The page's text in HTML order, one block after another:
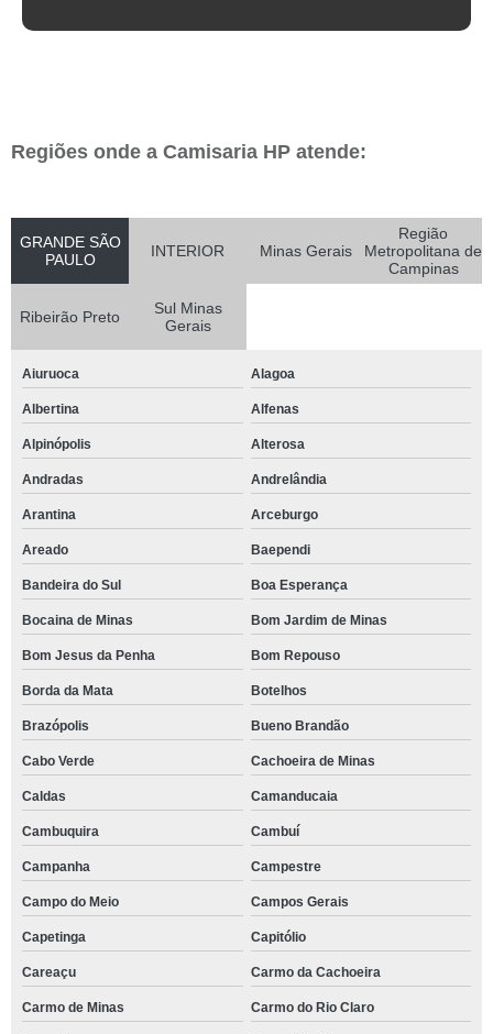
Regiões onde a Camisaria HP atende:
GRANDE SÃO
PAULO
INTERIOR Minas Gerais
Região
Metropolitana de
Campinas
Ribeirão Preto
Sul Minas
Gerais
Aiuruoca Alagoa
Albertina Alfenas
Alpinópolis Alterosa
Andradas Andrelândia
Arantina Arceburgo
Areado Baependi
Bandeira do Sul Boa Esperança
Bocaina de Minas Bom Jardim de Minas
Bom Jesus da Penha Bom Repouso
Borda da Mata Botelhos
Brazópolis Bueno Brandão
Cabo Verde Cachoeira de Minas
Caldas Camanducaia
Cambuquira Cambuí
Campanha Campestre
Campo do Meio Campos Gerais
Capetinga Capitólio
Careaçu Carmo da Cachoeira
Carmo de Minas Carmo do Rio Claro